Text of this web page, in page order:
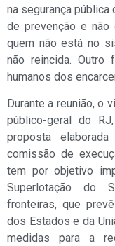
na segurança
de prevenção e não
quem não está no
não reincida.
humanos dos
Durante a reunião, o
público-geral do
proposta
comissão de
tem por objetivo
Superlotação do
fronteiras, que
dos Estados e da
medidas para a